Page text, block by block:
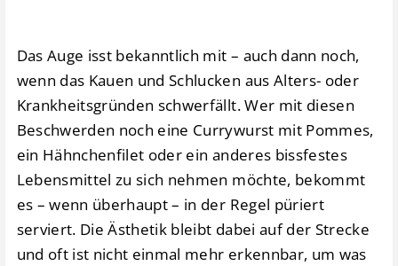
Das Auge isst bekanntlich mit – auch dann noch,
wenn das Kauen und Schlucken aus Alters- oder
Krankheitsgründen schwerfällt. Wer mit diesen
Beschwerden noch eine Currywurst mit Pommes,
ein Hähnchenfilet oder ein anderes bissfestes
Lebensmittel zu sich nehmen möchte, bekommt
es – wenn überhaupt – in der Regel püriert
serviert. Die Ästhetik bleibt dabei auf der Strecke
und oft ist nicht einmal mehr erkennbar, um was